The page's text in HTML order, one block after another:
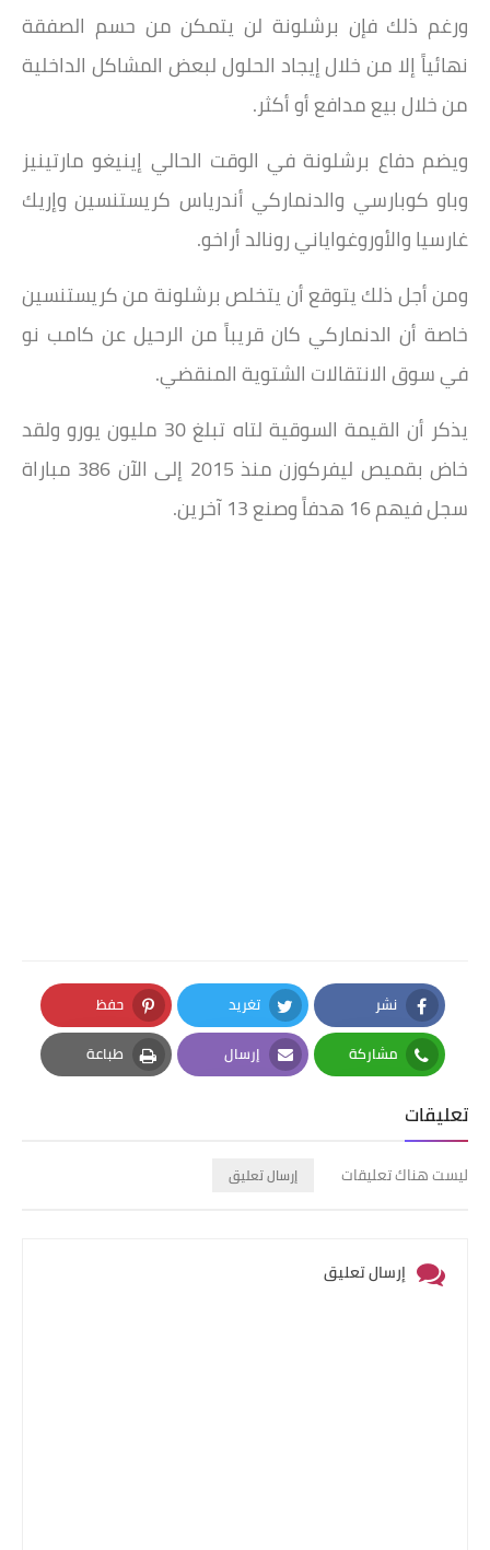
ورغم ذلك فإن برشلونة لن يتمكن من حسم الصفقة
نهائياً إلا من خلال إيجاد الحلول لبعض المشاكل الداخلية
من خلال بيع مدافع أو أكثر.
ويضم دفاع برشلونة في الوقت الحالي إينيغو مارتينيز
وباو كوبارسي والدنماركي أندرياس كريستنسين وإريك
غارسيا والأوروغواياني رونالد أراخو.
ومن أجل ذلك يتوقع أن يتخلص برشلونة من كريستنسين
خاصة أن الدنماركي كان قريباً من الرحيل عن كامب نو
في سوق الانتقالات الشتوية المنقضي.
يذكر أن القيمة السوقية لتاه تبلغ 30 مليون يورو ولقد
خاض بقميص ليفركوزن منذ 2015 إلى الآن 386 مباراة
سجل فيهم 16 هدفاً وصنع 13 آخرين.
نشر
Facebook
تغريد
Twitter
حفظ
Pinterest
مشاركة
Whatsapp
إرسال
Email
طباعة
Print
تعليقات
ليست هناك تعليقات إرسال تعليق
إرسال تعليق